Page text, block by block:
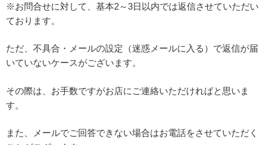
※お問合せに対して、基本2～3日以内では返信させていただい
ております。
ただ、不具合・メールの設定（迷惑メールに入る）で返信が届
いていないケースがございます。
その際は、お手数ですがお店にご連絡いただければと思いま
す。
また、メールでご回答できない場合はお電話をさせていただく